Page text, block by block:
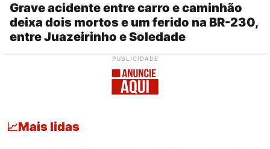
Grave acidente entre carro e caminhão
deixa dois mortos e um ferido na BR-230,
entre Juazeirinho e Soledade
PUBLICIDADE
📈Mais lidas